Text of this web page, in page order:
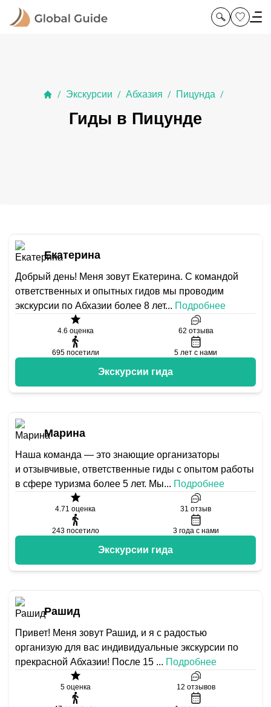
/ Экскурсии / Абхазия / Пицунда /
Гиды в Пицунде
Екатерина
Добрый день! Меня зовут Екатерина. С командой
ответственных и опытных гидов мы проводим
экскурсии по Абхазии более 8 лет... Подробнее
4.6 оценка 62 отзыва
695 посетили 5 лет с нами
Экскурсии гида
Марина
Наша команда — это знающие организаторы
и отзывчивые, ответственные гиды с опытом работы
в сфере туризма более 5 лет. Мы... Подробнее
4.71 оценка 31 отзыв
243 посетило 3 года с нами
Экскурсии гида
Рашид
Привет! Меня зовут Рашид, и я с радостью
организую для вас индивидуальные экскурсии по
прекрасной Абхазии! После 15 ... Подробнее
5оценка 12 отзывов